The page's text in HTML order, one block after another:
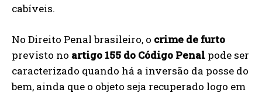
cabíveis.
No Direito Penal brasileiro, o crime de furto
previsto no artigo 155 do Código Penal pode ser
caracterizado quando há a inversão da posse do
bem, ainda que o objeto seja recuperado logo em